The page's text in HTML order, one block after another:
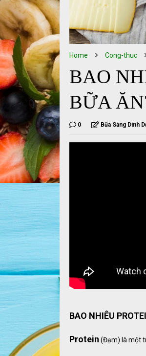
Home Cong-thuc
BAO
BỮA
0 Bữa Sáng Dinh
BAO NHIÊU
Protein (Đạm) là một